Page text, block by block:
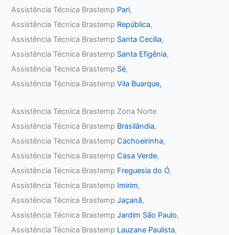
Assistência Técnica Brastemp Pari,
Assistência Técnica Brastemp República,
Assistência Técnica Brastemp Santa Cecília,
Assistência Técnica Brastemp Santa Efigênia,
Assistência Técnica Brastemp Sé,
Assistência Técnica BrastempVila Buarque,
Assistência Técnica Brastemp Zona Norte
Assistência Técnica Brastemp Brasilândia,
Assistência Técnica BrastempCachoeirinha,
Assistência Técnica BrastempCasa Verde,
Assistência Técnica Brastemp Freguesia do Ó,
Assistência Técnica Brastemp Imirim,
Assistência Técnica BrastempJaçanã,
Assistência Técnica BrastempJardim São Paulo,
Assistência Técnica Brastemp Lauzane Paulista,